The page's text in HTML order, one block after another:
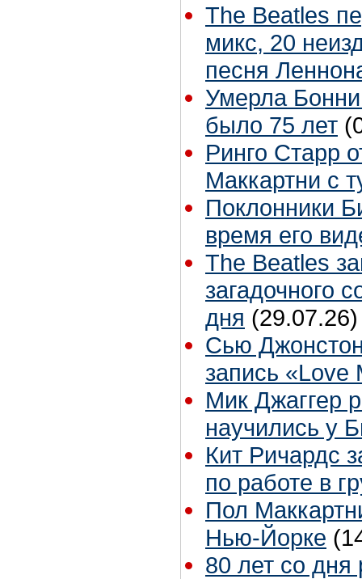
The Beatles
микс, 20
песня
Умерла
было 75 лет
Ринго Старр
Маккартни с
Поклонники
время его
The Beatles
загадочного
дня (29.07.26)
Сью
запись «Love
Мик Джаггер
научились у
Кит Ричардс
по работе в
Пол
Нью-Йорке
80 лет со